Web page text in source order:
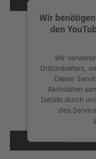
Wir
den
Wir
Drittanbieters,
Dieser
Aktivitäten
Details durch
des
Die Hardware des